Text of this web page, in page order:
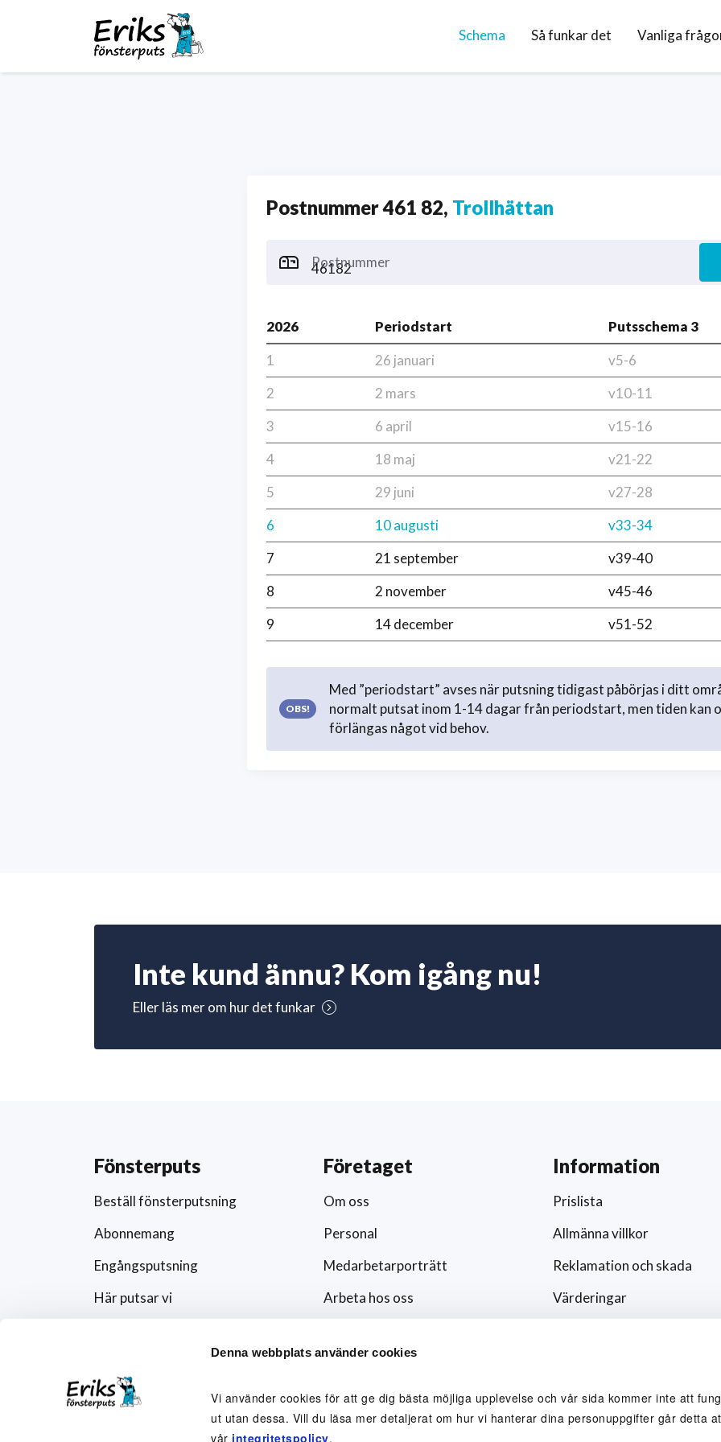
Denna webbplats använder cookies
Vi använder cookies för att ge dig bästa möjliga upplevelse och vår sida kommer inte att
ut utan dessa. Vill du läsa mer detaljerat om hur vi hanterar dina personuppgifter går detta
vår integritetspolicy.
Schema Så funkar det Vanliga
Postnummer 461 82, Trollhättan
Postnummer
2026 Periodstart
Putsschema 3
1
26 januari
v5-6
2
2 mars
v10-11
3
6 april
v15-16
4
18 maj
v21-22
5
29 juni
v27-28
6
10 augusti
v33-34
7
21 september
v39-40
8
2 november
v45-46
9
14 december v51-52
Med ”periodstart” avses när putsning tidigast påbörjas i ditt
normalt putsat inom 1-14 dagar från periodstart, men tiden kan
förlängas något vid behov.
Inte kund ännu? Kom igång nu!
Eller läs mer om hur det funkar
Fönsterputs
Beställ fönsterputsning
Abonnemang
Engångsputsning
Här putsar vi
Förändra abonnemanget
Rutavdrag och fönsterputs
Företaget
Om oss
Personal
Medarbetarporträtt
Arbeta hos oss
Press/media
Föreningsfokus
Visselblåsare
Information
Prislista
Allmänna villkor
Reklamation och skada
Värderingar
Cookies